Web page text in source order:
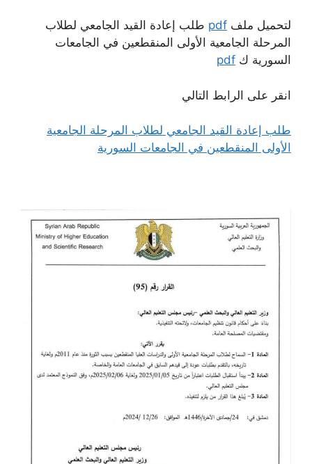
لتحميل ملف pdf طلب إعادة القيد الجامعي لطلاب
المرحلة الجامعية الأولى المنقطعين في الجامعات
السورية ك pdf
انقر على الرابط التالي
طلب إعادة القيد الجامعي لطلاب المرحلة الجامعية
الأولى المنقطعين في الجامعات السورية